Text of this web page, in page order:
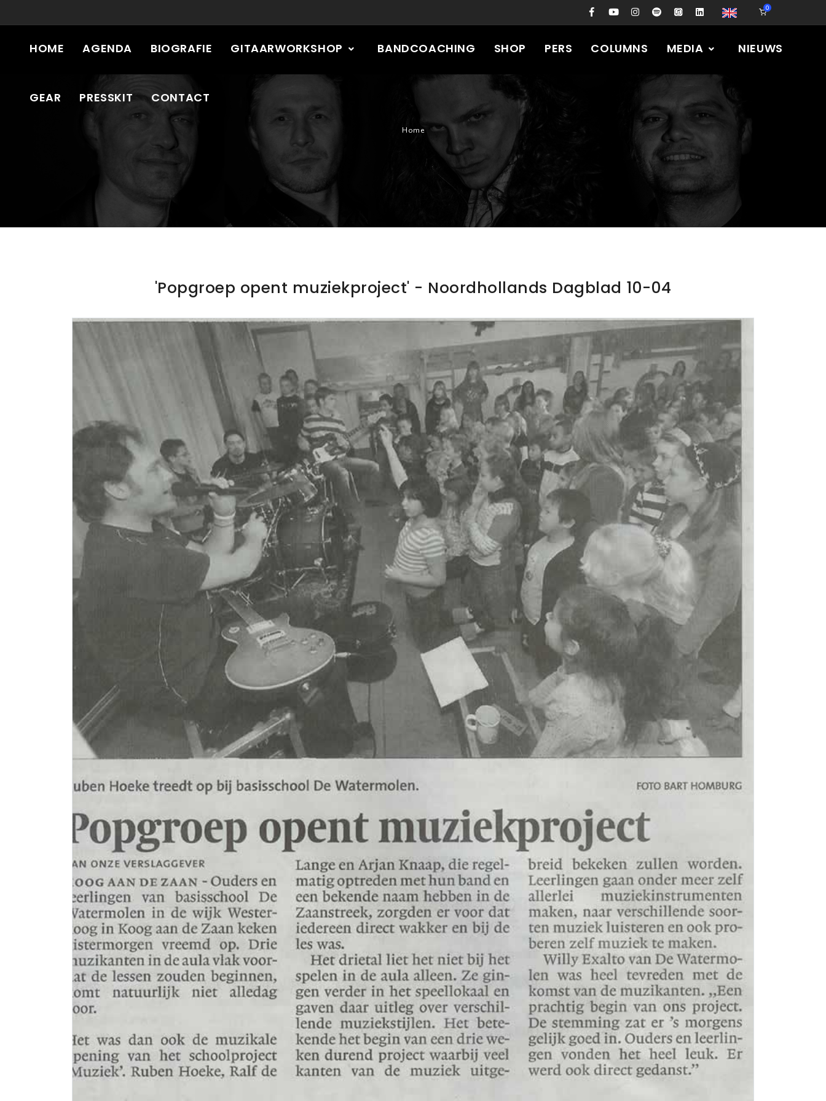
0
HOME AGENDA BIOGRAFIE GITAARWORKSHOP BANDCOACHING SHOP PERS COLUMNS MEDIA NIEUWS
GEAR PRESSKIT CONTACT
Home
'Popgroep opent muziekproject' - Noordhollands Dagblad 10-04